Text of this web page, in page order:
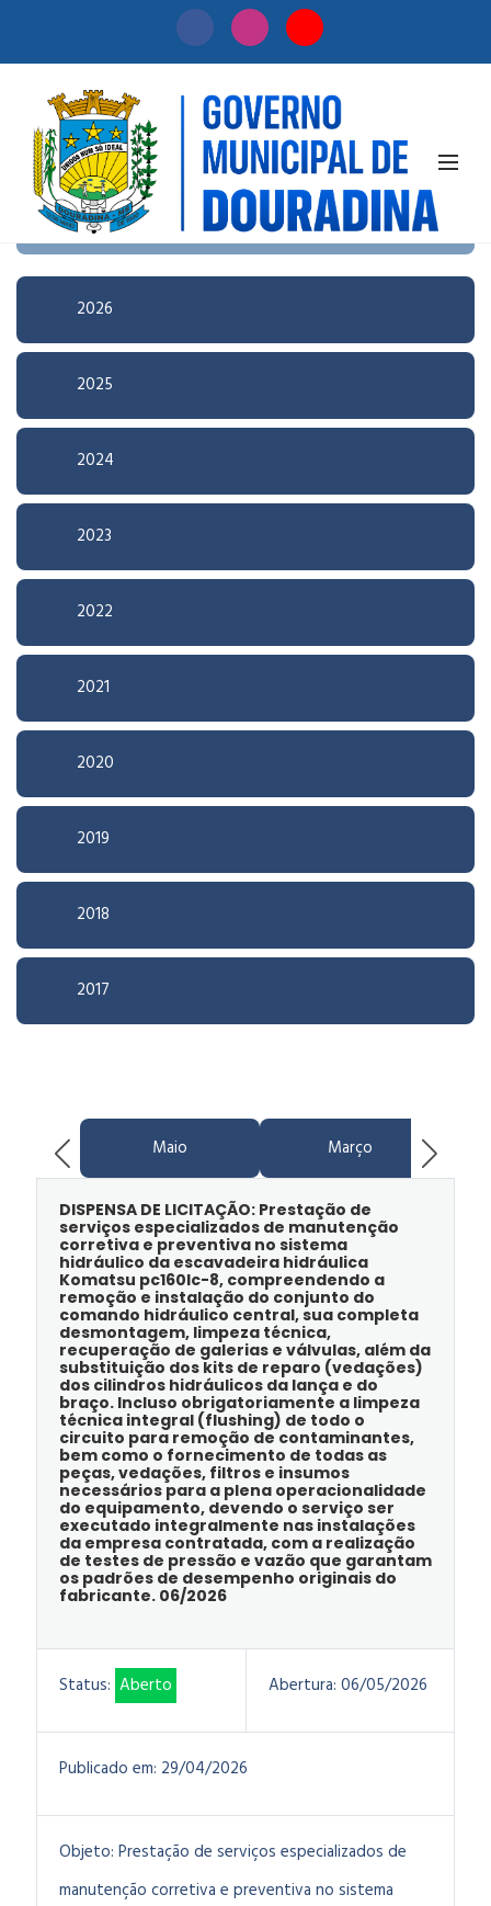
Início / Licitação
Pesquisa Avançada
2026
2025
2024
2023
2022
2021
2020
2019
2018
2017
Maio Março
DISPENSA DE LICITAÇÃO: Prestação de
serviços especializados de manutenção
corretiva e preventiva no sistema
hidráulico da escavadeira hidráulica
Komatsu pc160lc-8, compreendendo a
remoção e instalação do conjunto do
comando hidráulico central, sua completa
desmontagem, limpeza técnica,
recuperação de galerias e válvulas, além da
substituição dos kits de reparo (vedações)
dos cilindros hidráulicos da lança e do
braço. Incluso obrigatoriamente a limpeza
técnica integral (flushing) de todo o
circuito para remoção de contaminantes,
bem como o fornecimento de todas as
peças, vedações, filtros e insumos
necessários para a plena operacionalidade
do equipamento, devendo o serviço ser
executado integralmente nas instalações
da empresa contratada, com a realização
de testes de pressão e vazão que garantam
os padrões de desempenho originais do
fabricante. 06/2026
Status: Aberto Abertura: 06/05/2026
Publicado em: 29/04/2026
Objeto: Prestação de serviços especializados de
manutenção corretiva e preventiva no sistema